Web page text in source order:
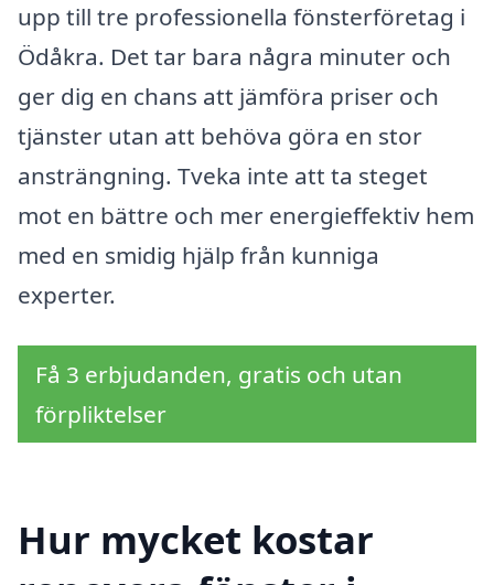
upp till tre professionella fönsterföretag i
Ödåkra. Det tar bara några minuter och
ger dig en chans att jämföra priser och
tjänster utan att behöva göra en stor
ansträngning. Tveka inte att ta steget
mot en bättre och mer energieffektiv hem
med en smidig hjälp från kunniga
experter.
Få 3 erbjudanden, gratis och utan
förpliktelser
Hur mycket kostar